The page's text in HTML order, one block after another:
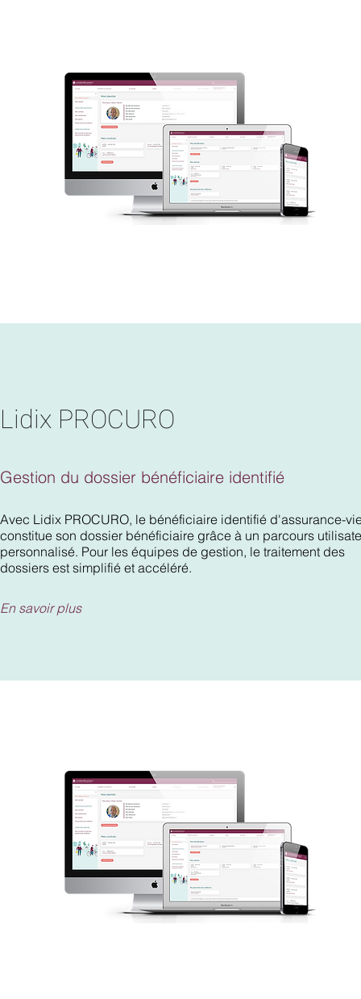
Lidix PROCURO
Gestion du dossier bénéficiaire identifié
Avec Lidix PROCURO, le bénéficiaire identifié d'assurance-
constitue son dossier bénéficiaire grâce à un parcours
personnalisé. Pour les équipes de gestion, le traitement des
dossiers est simplifié et accéléré.
En savoir plus